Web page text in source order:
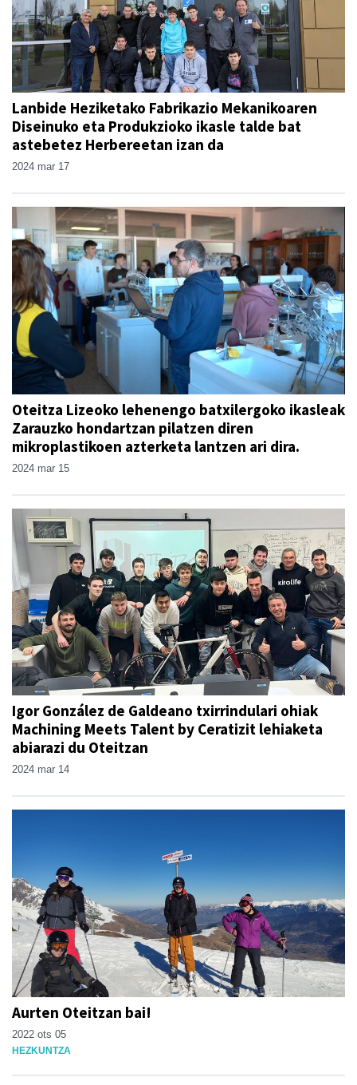
Lanbide Heziketako Fabrikazio Mekanikoaren
Diseinuko eta Produkzioko ikasle talde bat
astebetez Herbereetan izan da
2024 mar 17
Oteitza Lizeoko lehenengo batxilergoko ikasleak
Zarauzko hondartzan pilatzen diren
mikroplastikoen azterketa lantzen ari dira.
2024 mar 15
Igor González de Galdeano txirrindulari ohiak
Machining Meets Talent by Ceratizit lehiaketa
abiarazi du Oteitzan
2024 mar 14
Aurten Oteitzan bai!
2022 ots 05
HEZKUNTZA